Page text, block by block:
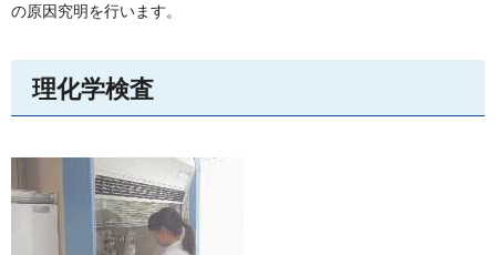
の原因究明を行います。
理化学検査